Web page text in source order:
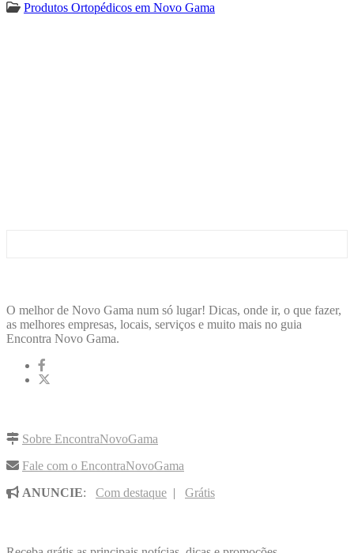
Produtos Ortopédicos em Novo Gama
O melhor de Novo Gama num só lugar! Dicas, onde ir, o que fazer,
as melhores empresas, locais, serviços e muito mais no guia
Encontra Novo Gama.
Sobre EncontraNovoGama
Fale com o EncontraNovoGama
ANUNCIE: Com destaque | Grátis